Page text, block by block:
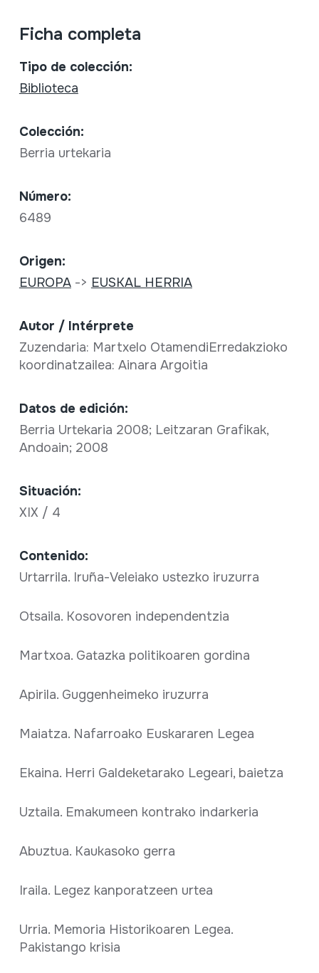
Ficha completa
Tipo de colección:
Biblioteca
Colección:
Berria urtekaria
Número:
6489
Origen:
EUROPA-> EUSKAL HERRIA
Autor / Intérprete
Zuzendaria: Martxelo OtamendiErredakzioko
koordinatzailea: Ainara Argoitia
Datos de edición:
Berria Urtekaria 2008; Leitzaran Grafikak,
Andoain; 2008
Situación:
XIX / 4
Contenido:
Urtarrila. Iruña-Veleiako ustezko iruzurra
Otsaila. Kosovoren independentzia
Martxoa. Gatazka politikoaren gordina
Apirila. Guggenheimeko iruzurra
Maiatza. Nafarroako Euskararen Legea
Ekaina. Herri Galdeketarako Legeari, baietza
Uztaila. Emakumeen kontrako indarkeria
Abuztua. Kaukasoko gerra
Iraila. Legez kanporatzeen urtea
Urria. Memoria Historikoaren Legea.
Pakistango krisia